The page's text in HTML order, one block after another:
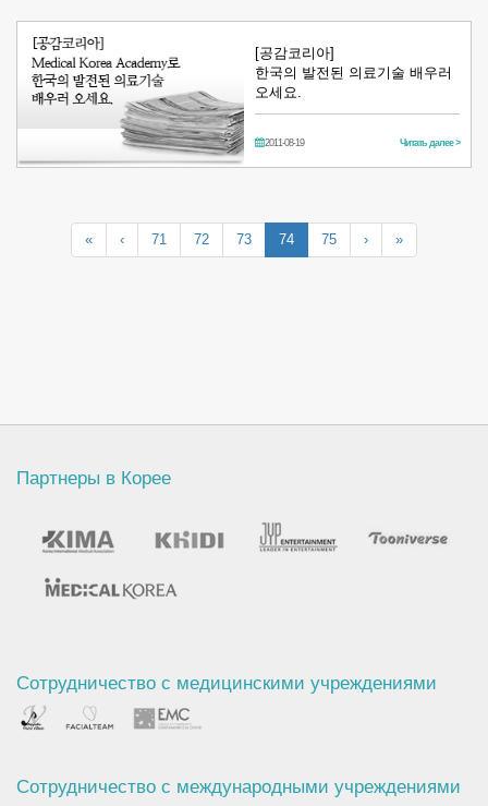
[공감코리아]
한국의 발전된 의료기술 배우러
오세요.
2011-08-19 Читать далее >
« ‹ 71 72 73 74 75 › »
Партнеры в Корее
Сотрудничество с медицинскими учреждениями
Сотрудничество с международными учреждениями